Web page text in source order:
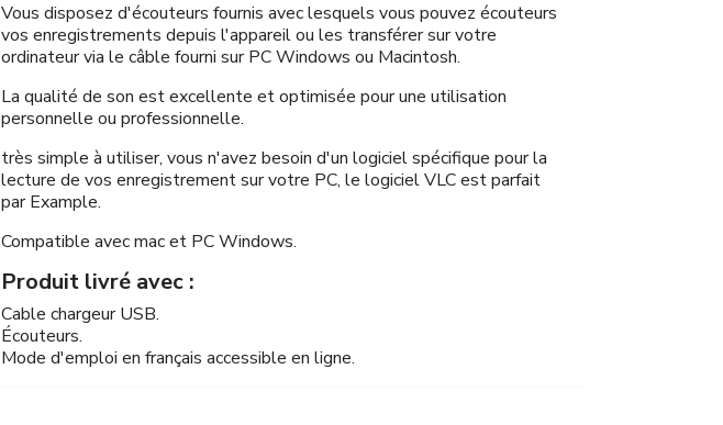
Vous disposez d'écouteurs fournis avec lesquels vous pouvez écouteurs
vos enregistrements depuis l'appareil ou les transférer sur votre
ordinateur via le câble fourni sur PC Windows ou Macintosh.
La qualité de son est excellente et optimisée pour une utilisation
personnelle ou professionnelle.
très simple à utiliser, vous n'avez besoin d'un logiciel spécifique pour la
lecture de vos enregistrement sur votre PC, le logiciel VLC est parfait
par Example.
Compatible avec mac et PC Windows.
Produit livré avec :
Cable chargeur USB.
Écouteurs.
Mode d'emploi en français accessible en ligne.